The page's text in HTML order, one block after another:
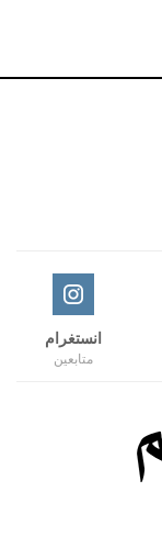
انستغرام
متابعين